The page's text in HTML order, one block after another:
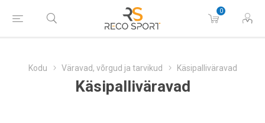
0
Kodu Väravad, võrgud ja tarvikud Käsipalliväravad
Käsipalliväravad